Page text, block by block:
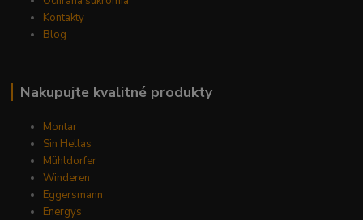
Kontakty
Blog
Nakupujte kvalitné produkty
Montar
Sin Hellas
Mühldorfer
Winderen
Eggersmann
Energys